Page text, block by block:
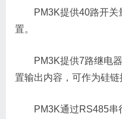
PM3K提供40路开
置。
PM3K提供7路继电
置输出内容，可作为硅链
PM3K通过RS485串